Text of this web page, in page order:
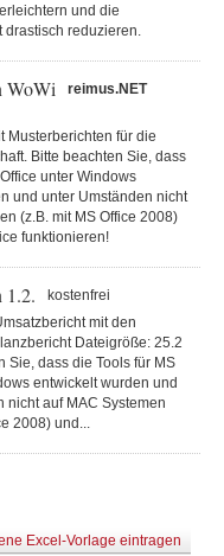
und die
drastisch reduzieren.
WoWi
reimus.NET
Musterberichten für die
Bitte beachten Sie, dass
unter Windows
und unter Umständen nicht
(z.B. mit MS Office 2008)
funktionieren!
1.2.
kostenfrei
mit den
Dateigröße: 25.2
Sie, dass die Tools für MS
entwickelt wurden und
nicht auf MAC Systemen
2008) und...
Excel-Vorlage eintragen